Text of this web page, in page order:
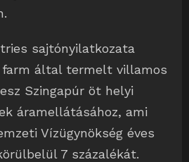
sajtónyilatkozata
farm által termelt villamos
Szingapúr öt helyi
áramellátásához, ami
Vízügynökség éves
7 százalékát.